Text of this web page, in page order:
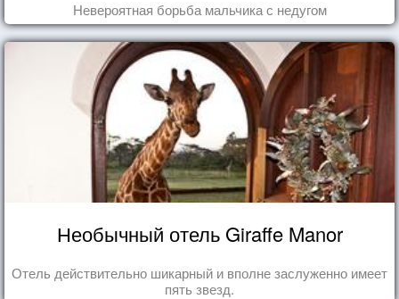
Невероятная борьба мальчика с недугом
Необычный отель Giraffe Manor
Отель действительно шикарный и вполне заслуженно имеет
пять звезд.